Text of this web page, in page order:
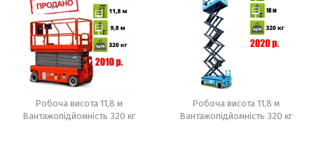
Робоча висота 11,8 м
Вантажопідйомність 320 кг
Робоча висота 11,8 м
Вантажопідйомність 320 кг